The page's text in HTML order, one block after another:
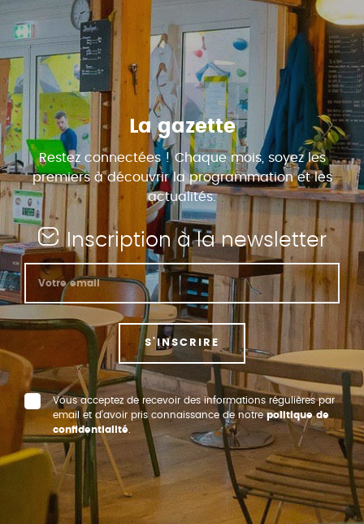
La gazette
Restez connectées ! Chaque mois, soyez les
premiers à découvrir la programmation et les
actualités.
Inscription à la newsletter
S'INSCRIRE
Vous acceptez de recevoir des informations régulières par
email et d’avoir pris connaissance de notrepolitique de
confidentialité